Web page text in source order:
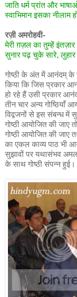
जाति धर्म प्रांत और
स्वाभिमान इसका नीलाम
रज़ी अमरोहवी-
मेरी ग़ज़ल का तुम्हें इंतज़ार
सुनार पढ़ चुके सारे, लुहार
गोष्ठी के अंत में आनंदम्
किया कि जिस प्रकार
हो रहे हैं उसी प्रकार
तीन चार अन्य गोष्ठियाँ
विद्वजनों से इस संबन्ध में
गोष्ठी आयोजित की जाए
गोष्ठी आयोजित की जाए
का एकल काव्य पाठ भी
सुझावों पर यथासंभव अमल
के साथ गोष्ठी संपन्न हुई।